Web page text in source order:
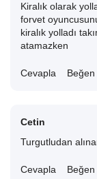
Kiralık olarak
forvet
kiralık yolladı
atamazken
Cevapla Beğen
Cetin
Turgutludan
Cevapla Beğen